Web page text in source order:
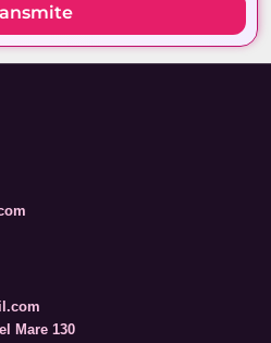
Mare 130